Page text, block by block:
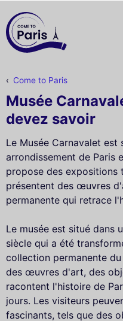
Come to Paris
Musée
devez savoir
Le Musée Carnavalet est
arrondissement de Paris
propose des expositions
présentent des œuvres
permanente qui retrace
Le musée est situé dans
siècle qui a été
collection permanente
des œuvres d'art, des
racontent l'histoire de
jours. Les visiteurs
fascinants, tels que des